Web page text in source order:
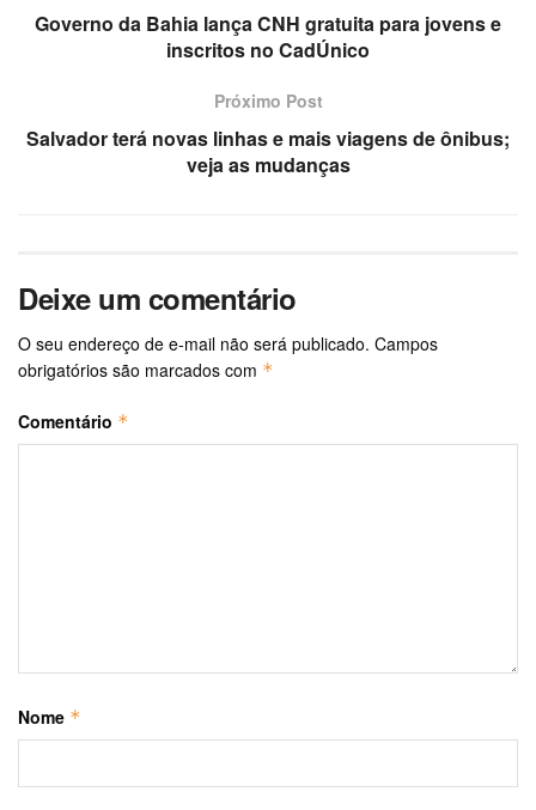
Governo da Bahia lança CNH gratuita para jovens e
inscritos no CadÚnico
Próximo Post
Salvador terá novas linhas e mais viagens de ônibus;
veja as mudanças
Deixe um comentário
O seu endereço de e-mail não será publicado. Campos
obrigatórios são marcados com *
Comentário *
Nome *